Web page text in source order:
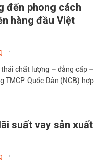
đến phong cách
hàng đầu Việt
thái chất lượng – đẳng cấp –
TMCP Quốc Dân (NCB) hợp
suất vay sản xuất